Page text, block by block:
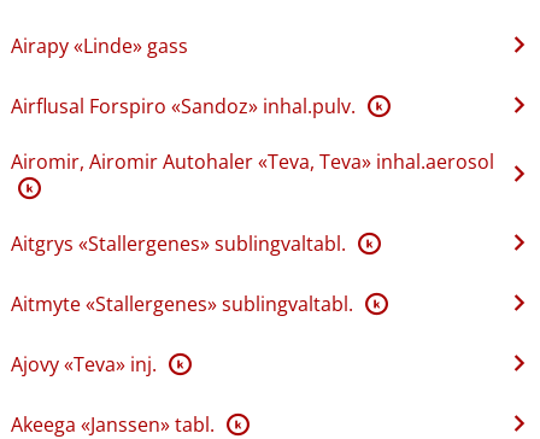
Airapy «Linde» gass
Airflusal Forspiro «Sandoz» inhal.pulv. K
Airomir, Airomir Autohaler «Teva, Teva» inhal.aerosol
K
Aitgrys «Stallergenes» sublingvaltabl. K
Aitmyte «Stallergenes» sublingvaltabl. K
Ajovy «Teva» inj. K
Akeega «Janssen» tabl. K